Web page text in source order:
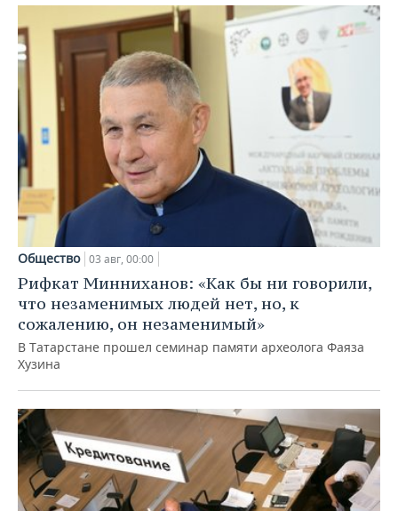
Общество 03 авг, 00:00
Рифкат Минниханов: «Как бы ни говорили,
что незаменимых людей нет, но, к
сожалению, он незаменимый»
В Татарстане прошел семинар памяти археолога Фаяза
Хузина